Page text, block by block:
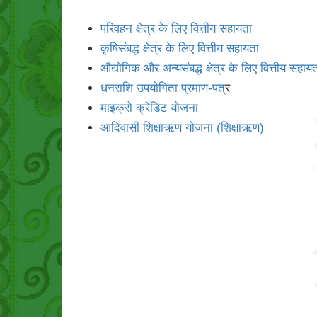
परिवहन क्षेत्र के लिए वित्तीय सहायता
कृषिसंबद्ध क्षेत्र के लिए वित्तीय सहायता
औद्योगिक और अन्यसंबद्ध क्षेत्र के लिए वित्तीय
धनराशि उपयोगिता प्रमाण-पत्र
माइक्रो क्रेडिट योजना
आदिवासी शिक्षाऋण योजना (शिक्षाऋण)